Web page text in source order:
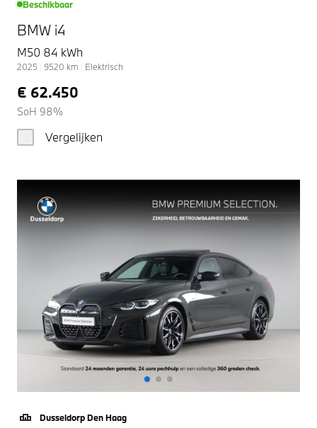
Beschikbaar
BMW i4
M50 84 kWh
2025 9520 km Elektrisch
€ 62.450
SoH 98%
Vergelijken
Dusseldorp Den Haag